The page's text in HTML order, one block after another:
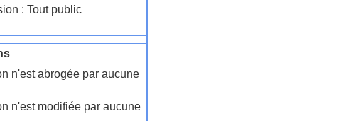
: Tout public
n'est abrogée par aucune
n'est modifiée par aucune